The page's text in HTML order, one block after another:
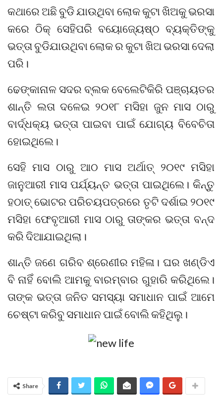
କଥାରେ ଅଛି ବୁଡି ଯାଉଥିବା ଲୋକ କୁଟା ଖିଅକୁ ଭରସା
କରେ ଠିକ୍ ସେହିପରି ବୟୋଜ୍ୟେଷ୍ଠ ବ୍ୟକ୍ତିଙ୍କୁ
ଭତ୍ତା ବୁଡିଯାଉଥିବା ଲୋକ ର କୁଟା ଖିଅ ଭରସା ଦେଲା
ପରି।
ଢେଙ୍କାନାଳ ସଦର ବ୍ଲକ ବେଲେଟିକିରି ପଞ୍ଚାୟତର
ଶାନ୍ତି ଲତା ଦଳେଇ ୨୦୧୮ ମସିହା ଜୁନ ମାସ ଠାରୁ
ବାର୍ଦ୍ଧକ୍ୟ ଭତ୍ତା ପାଇବା ପାଇଁ ଯୋଗ୍ୟ ବିବେଚିତା
ହୋଇଥିଲେ।
ସେହି ମାସ ଠାରୁ ଆଠ ମାସ ଅର୍ଥାତ୍ ୨୦୧୯ ମସିହା
ଜାନୁଆରୀ ମାସ ପର୍ଯ୍ୟନ୍ତ ଭତ୍ତା ପାଇଥିଲେ। କିନ୍ତୁ
ହଠାତ୍ ଭୋଟର ପରିଚୟପତ୍ରରେ ତୃଟି ଦର୍ଶାଇ ୨୦୧୯
ମସିହା ଫେବୃଆରୀ ମାସ ଠାରୁ ତାଙ୍କର ଭତ୍ତା ବନ୍ଦ
କରି ଦିଆଯାଇଥିଲା।
ଶାନ୍ତି ଜଣେ ଗରିବ ଶ୍ରେଣୀର ମହିଳା। ଘର ଖଣ୍ଡିଏ
ବି ନାହିଁ ବୋଲି ଆମକୁ ବାରମ୍ବାର ଗୁହାରି କରିଥିଲେ।
ତାଙ୍କ ଭତ୍ତା ଜନିତ ସମସ୍ୟା ସମାଧାନ ପାଇଁ ଆମେ
ଚେଷ୍ଟା କରିବୁ ସମାଧାନ ପାଇଁ ବୋଲି କହିଥିଲୁ।
Share